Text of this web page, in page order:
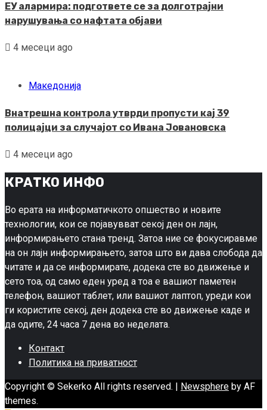
ЕУ алармира: подгответе се за долготрајни
нарушувања со нафтата објави
4 месеци ago
Македонија
Внатрешна контрола утврди пропусти кај 39
полицајци за случајот со Ивана Јовановска
4 месеци ago
КРАТКО ИНФО
Во ерата на информатичкото опшество и новите
технологии, кои се појавувват секој ден он лајн,
информирањето стана тренд. Затоа ние се фокусиравме
на он лајн информирањето, затоа што ви дава слобода да
читате и да се информирате, додека сте во движење и
сето тоа, од само еден уред а тоа е вашиот паметен
телефон, вашиот таблет, или вашиот лаптоп, уреди кои
ги користите секој, ден додека сте во движење каде и
да одите, 24 часа 7 дена во неделата.
Контакт
Политика на приватност
Copyright © Sekerko All rights reserved. Newsphere by AF
themes.